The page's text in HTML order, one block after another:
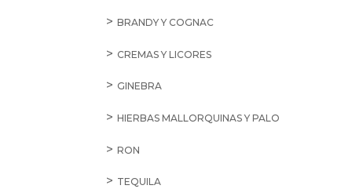
BRANDY Y COGNAC
CREMAS Y LICORES
GINEBRA
HIERBAS MALLORQUINAS Y PALO
RON
TEQUILA